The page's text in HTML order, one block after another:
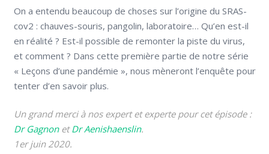
On a entendu beaucoup de choses sur l’origine du SRAS-
cov2 : chauves-souris, pangolin, laboratoire… Qu’en est-il
en réalité ? Est-il possible de remonter la piste du virus,
et comment ? Dans cette première partie de notre série
« Leçons d’une pandémie », nous mèneront l’enquête pour
tenter d’en savoir plus.
Un grand merci à nos expert et experte pour cet épisode :
Dr GagnonetDr Aenishaenslin.
1er juin 2020.